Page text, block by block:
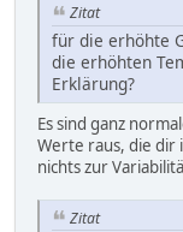
Zitat
für die erhöhte
die erhöhten
Erklärung?
Es sind ganz
Werte raus, die dir
nichts zur
Zitat